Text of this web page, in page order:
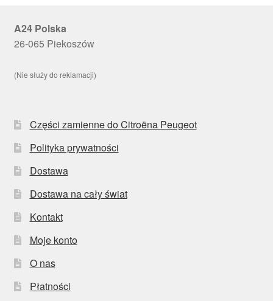
A24 Polska
26-065 Piekoszów
(Nie służy do reklamacji)
Części zamienne do Citroëna Peugeot
Polityka prywatności
Dostawa
Dostawa na cały świat
Kontakt
Moje konto
O nas
Płatności